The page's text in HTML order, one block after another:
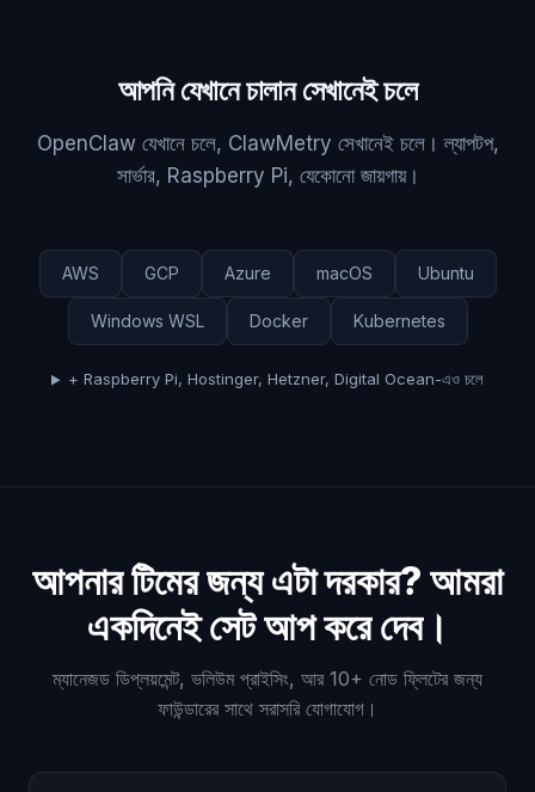
আপনি যেখানে চালান সেখানেই চলে
OpenClaw যেখানে চলে, ClawMetry সেখানেই চলে। ল্যাপটপ,
সার্ভার, Raspberry Pi, যেকোনো জায়গায়।
AWS GCP Azure macOS Ubuntu
Windows WSL Docker Kubernetes
+ Raspberry Pi, Hostinger, Hetzner, Digital Ocean-এও চলে
আপনার টিমের জন্য এটা দরকার? আমরা
একদিনেই সেট আপ করে দেব।
ম্যানেজড ডিপ্লয়মেন্ট, ভলিউম প্রাইসিং, আর 10+ নোড ফ্লিটের জন্য
ফাউন্ডারের সাথে সরাসরি যোগাযোগ।